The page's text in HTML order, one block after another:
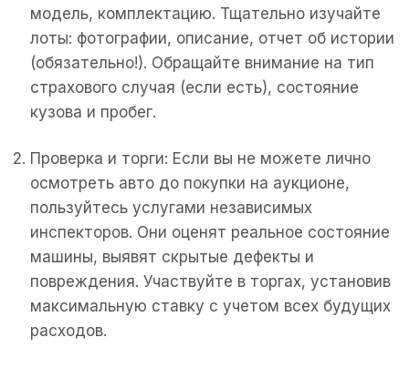
модель, комплектацию. Тщательно изучайте
лоты: фотографии, описание, отчет об истории
(обязательно!). Обращайте внимание на тип
страхового случая (если есть), состояние
кузова и пробег.
Проверка и торги: Если вы не можете лично
осмотреть авто до покупки на аукционе,
пользуйтесь услугами независимых
инспекторов. Они оценят реальное состояние
машины, выявят скрытые дефекты и
повреждения. Участвуйте в торгах, установив
максимальную ставку с учетом всех будущих
расходов.